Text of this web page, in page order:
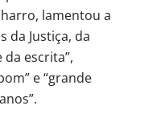
lamentou a
da Justiça, da
escrita”,
e “grande